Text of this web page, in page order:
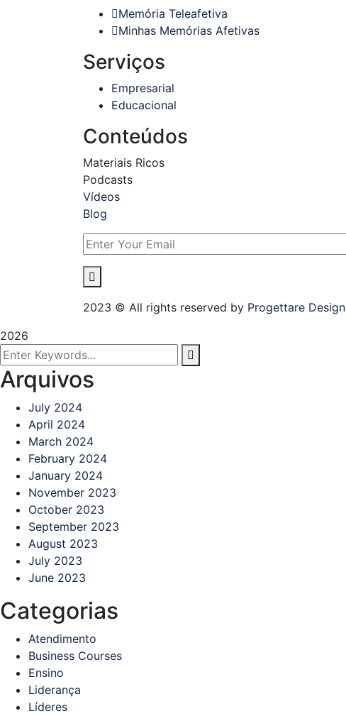
Memória Teleafetiva
Minhas Memórias Afetivas
Serviços
Empresarial
Educacional
Conteúdos
Materiais Ricos
Podcasts
Vídeos
Blog
2023 © All rights reserved by Progettare Design
2026
Arquivos
July 2024
April 2024
March 2024
February 2024
January 2024
November 2023
October 2023
September 2023
August 2023
July 2023
June 2023
Categorias
Atendimento
Business Courses
Ensino
Liderança
Líderes